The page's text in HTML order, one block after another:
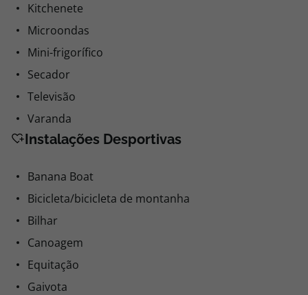
Kitchenete
Microondas
Mini-frigorífico
Secador
Televisão
Varanda
Instalações Desportivas
Banana Boat
Bicicleta/bicicleta de montanha
Bilhar
Canoagem
Equitação
Gaivota